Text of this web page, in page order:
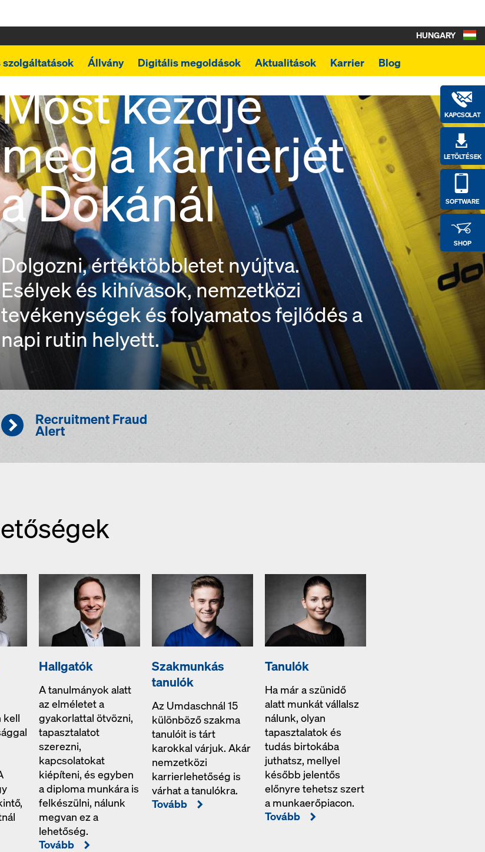
szolgáltatások Állvány Digitális megoldások Aktualitások Karrier Blog
KAPCSOLAT
LETÖLTÉSEK
SOFTWARE
SHOP
HUNGARY
Most kezdje
meg a karrierjét
a Dokánál
Dolgozni, értéktöbbletet nyújtva.
Esélyek és kihívások, nemzetközi
tevékenységek és folyamatos fejlődés a
napi rutin helyett.
Recruitment Fraud
Alert
kell
Hallgatók
A tanulmányok alatt
az elméletet a
gyakorlattal ötvözni,
tapasztalatot
szerezni,
kapcsolatokat
kiépíteni, és egyben
a diploma munkára is
felkészülni, nálunk
megvan ez a
lehetőség.
Tovább
Szakmunkás
tanulók
Az Umdaschnál 15
különböző szakma
tanulóit is tárt
karokkal várjuk. Akár
nemzetközi
karrierlehetőség is
várhat a tanulókra.
Tovább
Tanulók
Ha már a szünidő
alatt munkát vállalsz
nálunk, olyan
tapasztalatok és
tudás birtokába
juthatsz, mellyel
később jelentős
előnyre tehetsz szert
a munkaerőpiacon.
Tovább